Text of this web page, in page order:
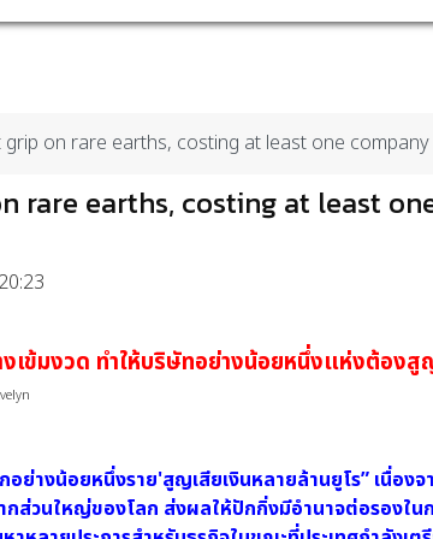
on rare earths, costing at least one company
rare earths, costing at least
เข้มงวด ทำให้บริษัทอย่างน้อยหนึ่งแห่งต้องสู
อย่างน้อยหนึ่งราย'สูญเสียเงินหลายล้านยูโร” เนื่อง
วนใหญ่ของโลก ส่งผลให้ปักกิ่งมีอำนาจต่อรองในก